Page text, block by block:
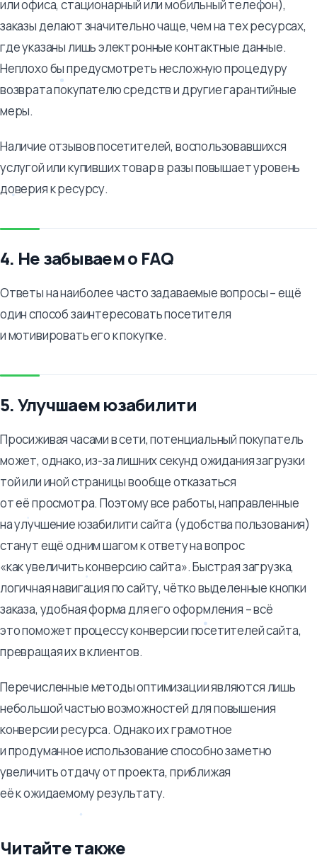
или офиса, стационарный или мобильный телефон),
заказы делают значительно чаще, чем на тех ресурсах,
где указаны лишь электронные контактные данные.
Неплохо бы предусмотреть несложную процедуру
возврата покупателю средств и другие гарантийные
меры.
Наличие отзывов посетителей, воспользовавшихся
услугой или купивших товар в разы повышает уровень
доверия к ресурсу.
4. Не забываем о FAQ
Ответы на наиболее часто задаваемые вопросы – ещё
один способ заинтересовать посетителя
и мотивировать его к покупке.
5. Улучшаем юзабилити
Просиживая часами в сети, потенциальный покупатель
может, однако, из-за лишних секунд ожидания загрузки
той или иной страницы вообще отказаться
от её просмотра. Поэтому все работы, направленные
на улучшение юзабилити сайта (удобства пользования)
станут ещё одним шагом к ответу на вопрос
«как увеличить конверсию сайта». Быстрая загрузка,
логичная навигация по сайту, чётко выделенные кнопки
заказа, удобная форма для его оформления – всё
это поможет процессу конверсии посетителей сайта,
превращая их в клиентов.
Перечисленные методы оптимизации являются лишь
небольшой частью возможностей для повышения
конверсии ресурса. Однако их грамотное
и продуманное использование способно заметно
увеличить отдачу от проекта, приближая
её к ожидаемому результату.
Читайте также